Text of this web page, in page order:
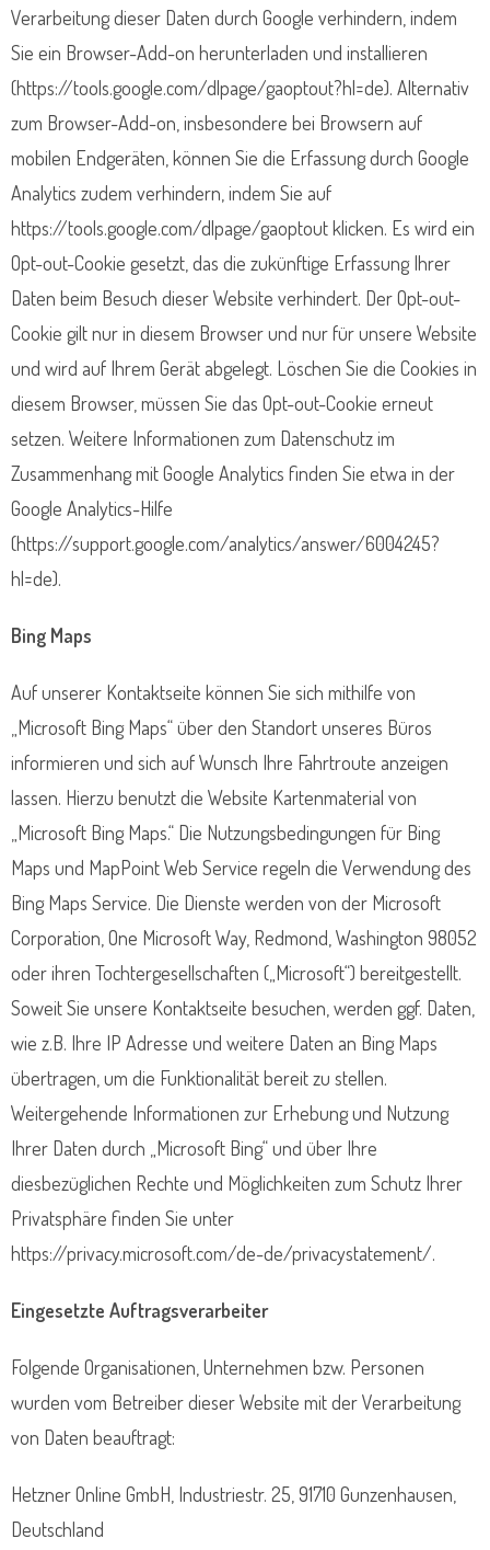
Verarbeitung dieser Daten durch Google verhindern, indem
Sie ein Browser-Add-on herunterladen und installieren
(https://tools.google.com/dlpage/gaoptout?hl=de). Alternativ
zum Browser-Add-on, insbesondere bei Browsern auf
mobilen Endgeräten, können Sie die Erfassung durch Google
Analytics zudem verhindern, indem Sie auf
https://tools.google.com/dlpage/gaoptout klicken. Es wird ein
Opt-out-Cookie gesetzt, das die zukünftige Erfassung Ihrer
Daten beim Besuch dieser Website verhindert. Der Opt-out-
Cookie gilt nur in diesem Browser und nur für unsere Website
und wird auf Ihrem Gerät abgelegt. Löschen Sie die Cookies in
diesem Browser, müssen Sie das Opt-out-Cookie erneut
setzen. Weitere Informationen zum Datenschutz im
Zusammenhang mit Google Analytics finden Sie etwa in der
Google Analytics-Hilfe
(https://support.google.com/analytics/answer/6004245?
hl=de).
Bing Maps
Auf unserer Kontaktseite können Sie sich mithilfe von
„Microsoft Bing Maps“ über den Standort unseres Büros
informieren und sich auf Wunsch Ihre Fahrtroute anzeigen
lassen. Hierzu benutzt die Website Kartenmaterial von
„Microsoft Bing Maps.“ Die Nutzungsbedingungen für Bing
Maps und MapPoint Web Service regeln die Verwendung des
Bing Maps Service. Die Dienste werden von der Microsoft
Corporation, One Microsoft Way, Redmond, Washington 98052
oder ihren Tochtergesellschaften („Microsoft“) bereitgestellt.
Soweit Sie unsere Kontaktseite besuchen, werden ggf. Daten,
wie z.B. Ihre IP Adresse und weitere Daten an Bing Maps
übertragen, um die Funktionalität bereit zu stellen.
Weitergehende Informationen zur Erhebung und Nutzung
Ihrer Daten durch „Microsoft Bing“ und über Ihre
diesbezüglichen Rechte und Möglichkeiten zum Schutz Ihrer
Privatsphäre finden Sie unter
https://privacy.microsoft.com/de-de/privacystatement/.
Eingesetzte Auftragsverarbeiter
Folgende Organisationen, Unternehmen bzw. Personen
wurden vom Betreiber dieser Website mit der Verarbeitung
von Daten beauftragt:
Hetzner Online GmbH, Industriestr. 25, 91710 Gunzenhausen,
Deutschland